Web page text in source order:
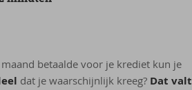
betaalde voor je krediet kun je
dat je waarschijnlijk kreeg? Dat valt